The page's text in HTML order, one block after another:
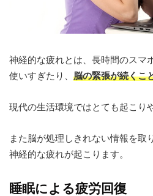
神経的な疲れとは、長時間のスマ
使いすぎたり、 脳の緊張が続くこ
現代の生活環境ではとても起こり
また脳が処理しきれない情報を取
神経的な疲れが起こります。
睡眠による疲労回復